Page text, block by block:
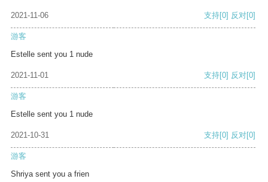
2021-11-06 支持[0] 反对[0]
游客
Estelle sent you 1 nude
2021-11-01 支持[0] 反对[0]
游客
Estelle sent you 1 nude
2021-10-31 支持[0] 反对[0]
游客
Shriya sent you a frien